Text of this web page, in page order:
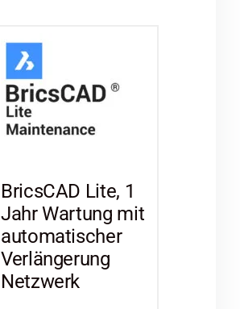
BricsCAD Lite, 1
Jahr Wartung mit
automatischer
Verlängerung
Netzwerk